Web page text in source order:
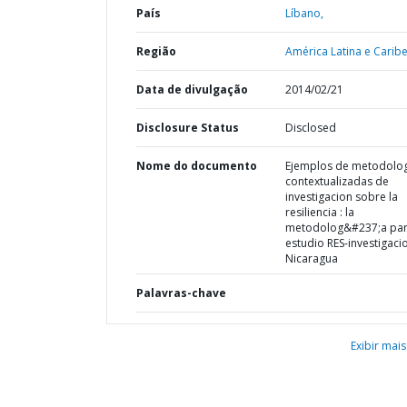
País Líbano,
Região América Latina e
Data de divulgação 2014/02/21
Disclosure Status Disclosed
Nome do documento
Ejemplos de
contextualizadas de
investigacion sobre la
resiliencia : la
metodolog&#237;a
estudio RES-
Nicaragua
Palavras-chave
Exibir mais